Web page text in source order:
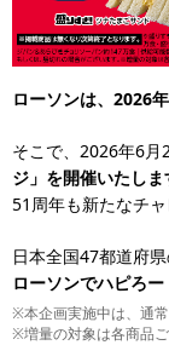
ローソンは、2026
そこで、2026年6月
ジ」を開催いたしま
51周年も新たなチ
日本全国47都道府
ローソンでハピろー
※本企画実施中は、通
※増量の対象は各商品